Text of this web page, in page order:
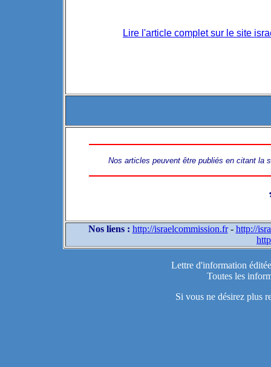
Lire l'article complet sur le site
Nos articles peuvent être publiés en citant la
Nos liens : http://israelcommission.fr- http://
Lettre d'information
Toutes les
Si vous ne désirez plus